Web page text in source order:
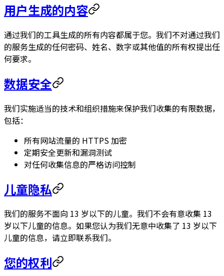
用户生成的内容
通过我们的工具生成的所有内容都属于您。我们不对通过我们
的服务生成的任何密码、姓名、数字或其他值的所有权提出任
何要求。
数据安全
我们实施适当的技术和组织措施来保护我们收集的有限数据，
包括：
所有网站流量的 HTTPS 加密
定期安全更新和漏洞测试
对任何收集信息的严格访问控制
儿童隐私
我们的服务不面向 13 岁以下的儿童。我们不会有意收集 13
岁以下儿童的信息。如果您认为我们无意中收集了 13 岁以下
儿童的信息，请立即联系我们。
您的权利